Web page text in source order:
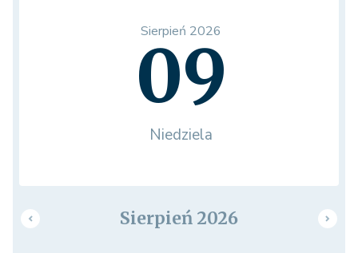
Sierpień 2026
09
Niedziela
Sierpień 2026